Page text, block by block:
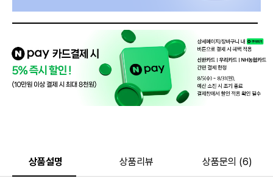
상품설명 상품리뷰 상품문의 (6)